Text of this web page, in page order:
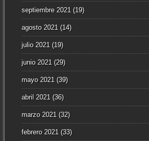
septiembre 2021 (19)
agosto 2021 (14)
julio 2021 (19)
junio 2021 (29)
mayo 2021 (39)
abril 2021 (36)
marzo 2021 (32)
febrero 2021 (33)